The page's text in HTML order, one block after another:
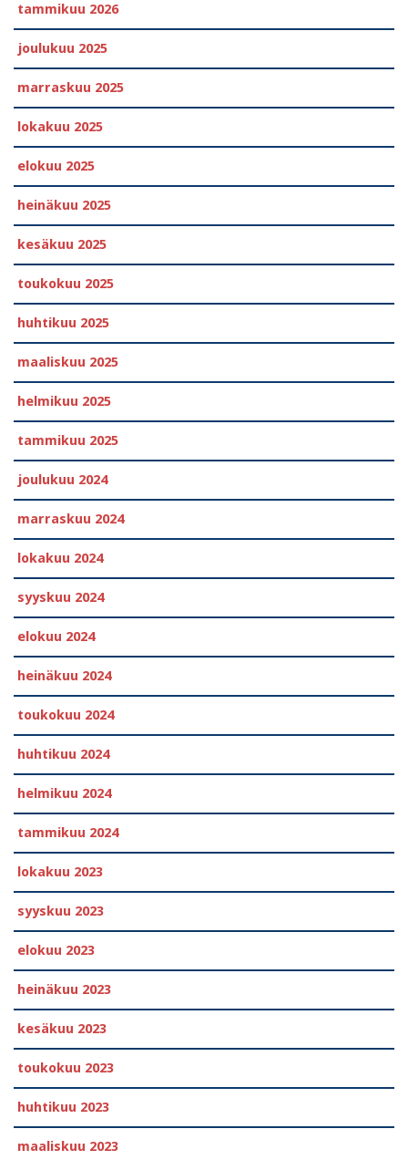
tammikuu 2026
joulukuu 2025
marraskuu 2025
lokakuu 2025
elokuu 2025
heinäkuu 2025
kesäkuu 2025
toukokuu 2025
huhtikuu 2025
maaliskuu 2025
helmikuu 2025
tammikuu 2025
joulukuu 2024
marraskuu 2024
lokakuu 2024
syyskuu 2024
elokuu 2024
heinäkuu 2024
toukokuu 2024
huhtikuu 2024
helmikuu 2024
tammikuu 2024
lokakuu 2023
syyskuu 2023
elokuu 2023
heinäkuu 2023
kesäkuu 2023
toukokuu 2023
huhtikuu 2023
maaliskuu 2023